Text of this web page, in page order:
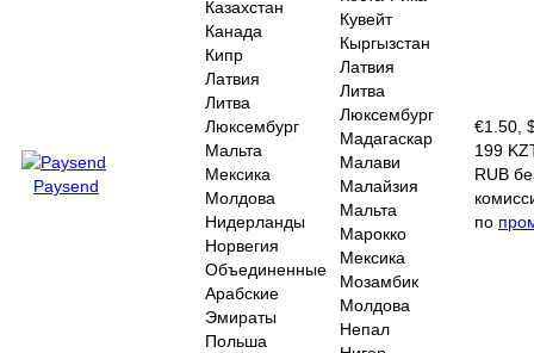
Paysend
Казахстан
Канада
Кипр
Латвия
Литва
Люксембург
Мальта
Мексика
Молдова
Нидерланды
Норвегия
Объединенные
Арабские
Эмираты
Польша
Кувейт
Кыргызстан
Латвия
Литва
Люксембург
Мадагаскар
Малави
Малайзия
Мальта
Марокко
Мексика
Мозамбик
Молдова
Непал
€1.50,
199
RUB
по